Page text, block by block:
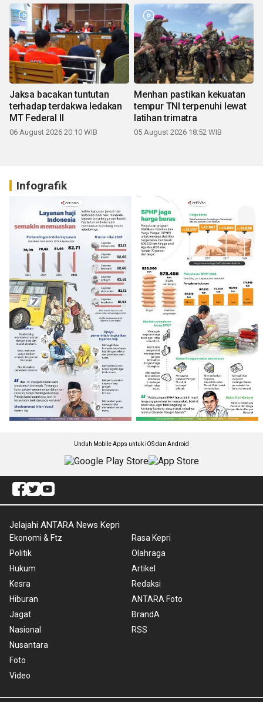
Jaksa bacakan tuntutan
terhadap terdakwa ledakan
MT Federal II
06 August 2026 20:10 WIB
Menhan pastikan kekuatan
tempur TNI terpenuhi lewat
latihan trimatra
05 August 2026 18:52 WIB
Infografik
Unduh Mobile Apps untuk iOS dan Android
Jelajahi ANTARA News Kepri
Ekonomi & Ftz
Politik
Hukum
Kesra
Hiburan
Jagat
Nasional
Nusantara
Foto
Video
Rasa Kepri
Olahraga
Artikel
Redaksi
ANTARA Foto
BrandA
RSS